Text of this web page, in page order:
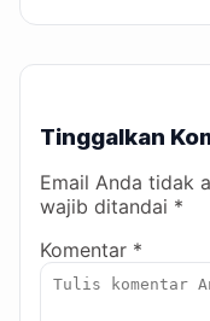
Tinggalkan
Email Anda tidak
wajib ditandai *
Komentar *